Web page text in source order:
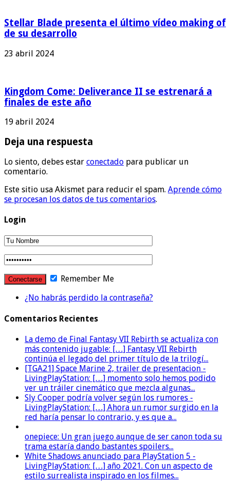
Stellar Blade presenta el último vídeo making of
de su desarrollo
23 abril 2024
Kingdom Come: Deliverance II se estrenará a
finales de este año
19 abril 2024
Deja una respuesta
Lo siento, debes estar conectado para publicar un
comentario.
Este sitio usa Akismet para reducir el spam. Aprende cómo
se procesan los datos de tus comentarios.
Login
Remember Me
¿No habrás perdido la contraseña?
Comentarios Recientes
La demo de Final Fantasy VII Rebirth se actualiza con
más contenido jugable: […] Fantasy VII Rebirth
continúa el legado del primer título de la trilogí...
[TGA21] Space Marine 2, trailer de presentacion -
LivingPlayStation: […] momento solo hemos podido
ver un tráiler cinemático que mezcla algunas...
Sly Cooper podría volver según los rumores -
LivingPlayStation: […] Ahora un rumor surgido en la
red haría pensar lo contrario, y es que a...
onepiece: Un gran juego aunque de ser canon toda su
trama estaría dando bastantes spoilers...
White Shadows anunciado para PlayStation 5 -
LivingPlayStation: […] año 2021. Con un aspecto de
estilo surrealista inspirado en los filmes...